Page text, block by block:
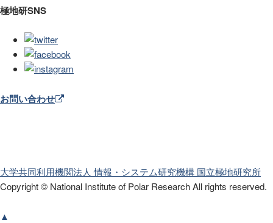
極地研SNS
お問い合わせ
大学共同利用機関法人 情報・システム研究機構 国立極地研究所
Copyright © National Institute of Polar ResearchAll rights reserved.
▲